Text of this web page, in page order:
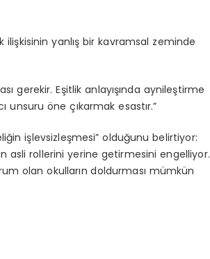
ilişkisinin yanlış bir kavramsal zeminde
gerekir. Eşitlik anlayışında aynileştirme
unsuru öne çıkarmak esastır.”
işlevsizleşmesi” olduğunu belirtiyor:
asli rollerini yerine getirmesini engelliyor.
olan okulların doldurması mümkün